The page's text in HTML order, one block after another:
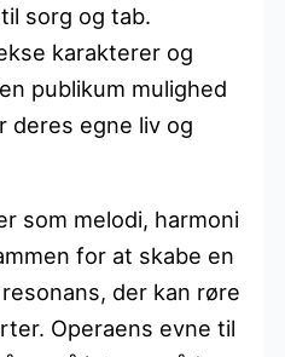
sorg og tab.
karakterer og
publikum mulighed
deres egne liv og
som melodi, harmoni
for at skabe en
der kan røre
Operaens evne til